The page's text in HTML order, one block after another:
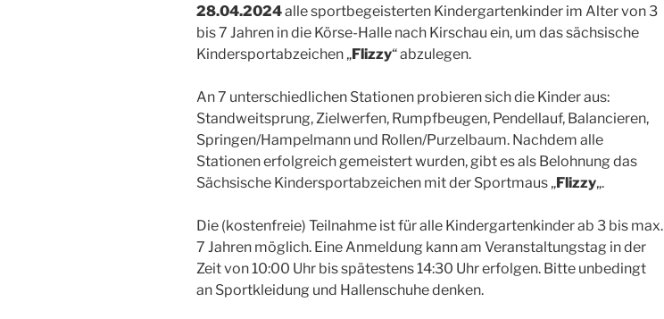
28.04.2024alle sportbegeisterten Kindergartenkinder im Alter von 3
bis 7 Jahren in die Körse-Halle nach Kirschau ein, um das sächsische
Kindersportabzeichen „Flizzy“ abzulegen.
An 7 unterschiedlichen Stationen probieren sich die Kinder aus:
Standweitsprung, Zielwerfen, Rumpfbeugen, Pendellauf, Balancieren,
Springen/Hampelmann und Rollen/Purzelbaum. Nachdem alle
Stationen erfolgreich gemeistert wurden, gibt es als Belohnung das
Sächsische Kindersportabzeichen mit der Sportmaus „Flizzy„.
Die (kostenfreie) Teilnahme ist für alle Kindergartenkinder ab 3 bis max.
7 Jahren möglich. Eine Anmeldung kann am Veranstaltungstag in der
Zeit von 10:00 Uhr bis spätestens 14:30 Uhr erfolgen. Bitte unbedingt
an Sportkleidung und Hallenschuhe denken.